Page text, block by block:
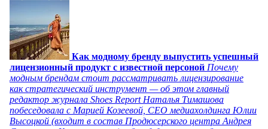
Как модному бренду выпустить успешный
лицензионный продукт с известной персоной Почему
модным брендам стоит рассматривать лицензирование
как стратегический инструмент — об этом главный
редактор журнала Shoes Report Наталья Тимашова
побеседовала с Марией Козеевой, СЕО медиахолдинга Юлии
Высоцкой (входит в состав Продюсерского центра Андрея